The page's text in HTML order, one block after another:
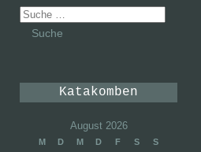
Suche
nach:
Katakomben
August 2026
M D M D F S S